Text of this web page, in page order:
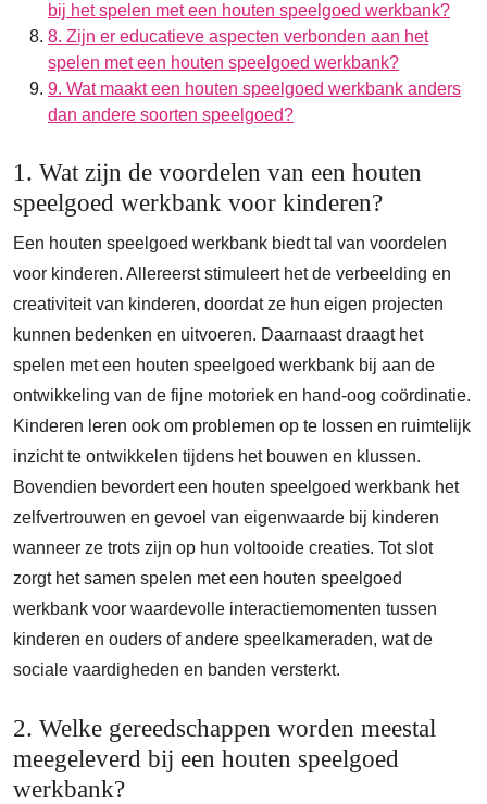
bij het spelen met een houten speelgoed werkbank?
8. Zijn er educatieve aspecten verbonden aan het
spelen met een houten speelgoed werkbank?
9. Wat maakt een houten speelgoed werkbank anders
dan andere soorten speelgoed?
1. Wat zijn de voordelen van een houten
speelgoed werkbank voor kinderen?
Een houten speelgoed werkbank biedt tal van voordelen
voor kinderen. Allereerst stimuleert het de verbeelding en
creativiteit van kinderen, doordat ze hun eigen projecten
kunnen bedenken en uitvoeren. Daarnaast draagt het
spelen met een houten speelgoed werkbank bij aan de
ontwikkeling van de fijne motoriek en hand-oog coördinatie.
Kinderen leren ook om problemen op te lossen en ruimtelijk
inzicht te ontwikkelen tijdens het bouwen en klussen.
Bovendien bevordert een houten speelgoed werkbank het
zelfvertrouwen en gevoel van eigenwaarde bij kinderen
wanneer ze trots zijn op hun voltooide creaties. Tot slot
zorgt het samen spelen met een houten speelgoed
werkbank voor waardevolle interactiemomenten tussen
kinderen en ouders of andere speelkameraden, wat de
sociale vaardigheden en banden versterkt.
2. Welke gereedschappen worden meestal
meegeleverd bij een houten speelgoed
werkbank?